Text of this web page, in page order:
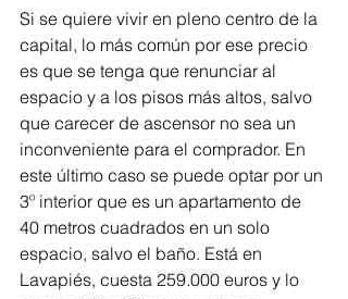
Si se quiere vivir en pleno centro de la
capital, lo más común por ese precio
es que se tenga que renunciar al
espacio y a los pisos más altos, salvo
que carecer de ascensor no sea un
inconveniente para el comprador. En
este último caso se puede optar por un
3º interior que es un apartamento de
40 metros cuadrados en un solo
espacio, salvo el baño. Está en
Lavapiés, cuesta 259.000 euros y lo